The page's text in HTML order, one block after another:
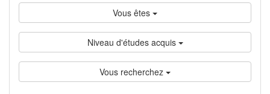
Vous êtes
Niveau d'études acquis
Vous recherchez